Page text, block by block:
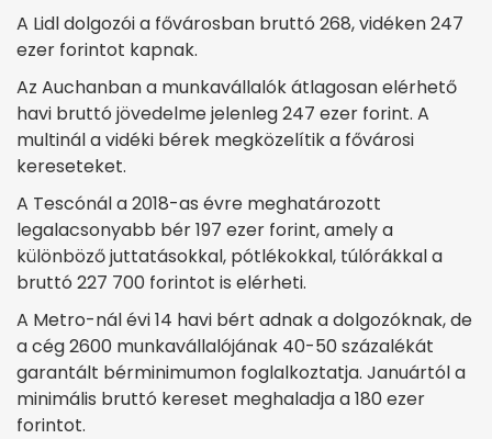
A Lidl dolgozói a fővárosban bruttó 268, vidéken 247
ezer forintot kapnak.
Az Auchanban a munkavállalók átlagosan elérhető
havi bruttó jövedelme jelenleg 247 ezer forint. A
multinál a vidéki bérek megközelítik a fővárosi
kereseteket.
A Tescónál a 2018-as évre meghatározott
legalacsonyabb bér 197 ezer forint, amely a
különböző juttatásokkal, pótlékokkal, túlórákkal a
bruttó 227 700 forintot is elérheti.
A Metro-nál évi 14 havi bért adnak a dolgozóknak, de
a cég 2600 munkavállalójának 40-50 százalékát
garantált bérminimumon foglalkoztatja. Januártól a
minimális bruttó kereset meghaladja a 180 ezer
forintot.